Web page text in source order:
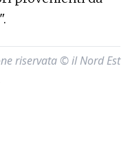
riservata © il Nord Est